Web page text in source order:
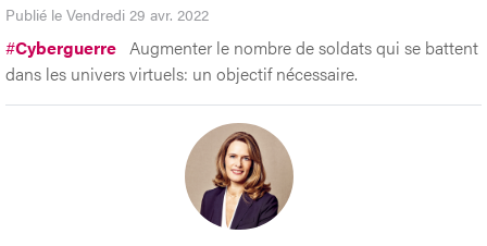
Publié le Vendredi 29 avr. 2022
#Cyberguerre Augmenter le nombre de soldats qui se battent
dans les univers virtuels: un objectif nécessaire.